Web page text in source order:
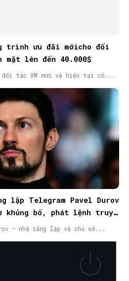
trình ưu đãi mớicho đối
lên đến 40.000$
tác XM mới và hiện tại có...
lập Telegram Pavel Durov
khủng bố, phát lệnh truy
– nhà sáng lập và chủ sở...